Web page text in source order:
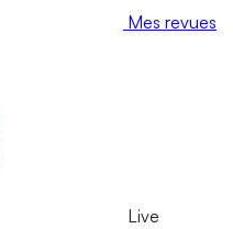
Mes revues
Live